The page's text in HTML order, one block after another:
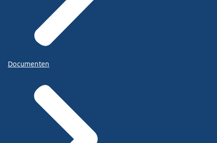
Documenten